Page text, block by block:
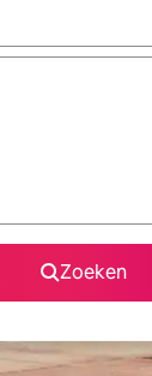
Zoeken